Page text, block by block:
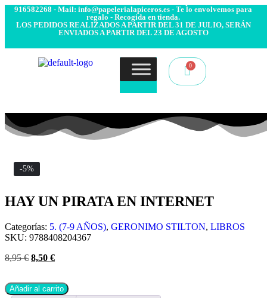
916582268 - Mail: info@papelerialapiceros.es - Te lo envolvemos para
regalo - Recogida en tienda.
LOS PEDIDOS REALIZADOS A PARTIR DEL 31 DE JULIO, SERÁN
ENVIADOS A PARTIR DEL 23 DE AGOSTO
-5%
HAY UN PIRATA EN INTERNET
Categorías: 5. (7-9 AÑOS), GERONIMO STILTON, LIBROS
SKU: 9788408204367
8,95€ 8,50 €
Añadir al carrito